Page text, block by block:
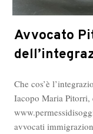
Avvocato
Che cos’è
Iacopo Maria Pitorri,
avvocati